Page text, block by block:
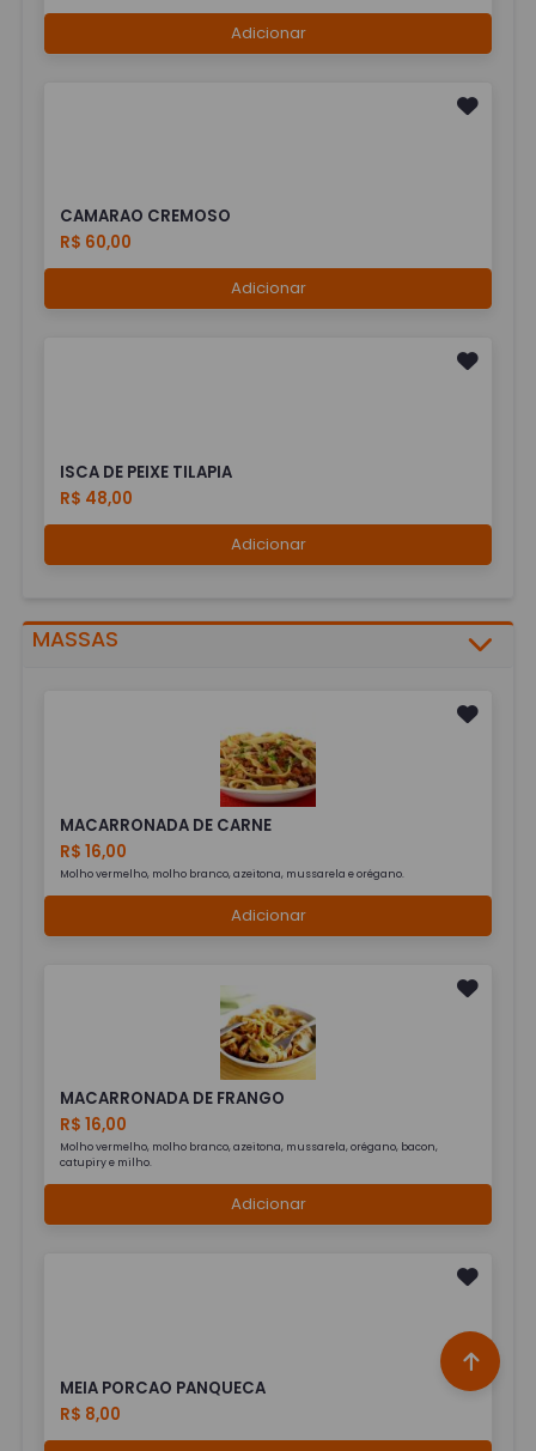
Adicionar
CAMARAO CREMOSO
R$ 60,00
Adicionar
ISCA DE PEIXE TILAPIA
R$ 48,00
Adicionar
MASSAS
MACARRONADA DE CARNE
R$ 16,00
Molho vermelho, molho branco, azeitona, mussarela e orégano.
Adicionar
MACARRONADA DE FRANGO
R$ 16,00
Molho vermelho, molho branco, azeitona, mussarela, orégano, bacon,
catupiry e milho.
Adicionar
MEIA PORCAO PANQUECA
R$ 8,00